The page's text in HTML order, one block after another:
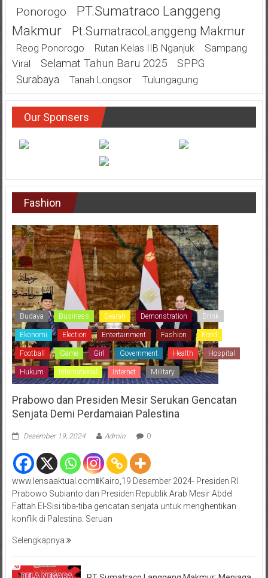
Ponorogo
PT.Sumatraco Langgeng
Makmur
Pt.SumatracoLanggeng Makmur
Reog Ponorogo Rutan Kelas IIB Nganjuk
Sampang
Viral
Selamat Tahun Baru 2025
SPPG
Surabaya
Tanah Longsor Tulungagung
Our Sponsers
Fashion
Budaya Business Dearah Demonstration Drink
Ekonomi Election Entertainment Fashion Food
Football Game Girl Government Health Hospital
Hukum International Internet Military
Prabowo dan Presiden Mesir Serukan Gencatan
Senjata Demi Perdamaian Palestina
Desember 19, 2024 Admin 0
www.lensaaktual.comǁKairo,19 Desember 2024- Presiden RI
Prabowo Subianto dan Presiden Republik Arab Mesir Abdel
Fattah El-Sisi tiba-tiba gencatan senjata untuk menghentikan
konflik di Palestina. Seruan
Selengkapnya